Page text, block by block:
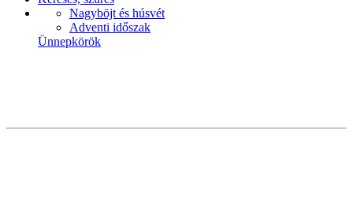
Nagyböjt és húsvét
Adventi időszak
Ünnepkörök